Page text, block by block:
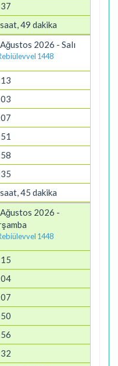
49 dakika
2026 - Salı
1448
45 dakika
2026 -
1448